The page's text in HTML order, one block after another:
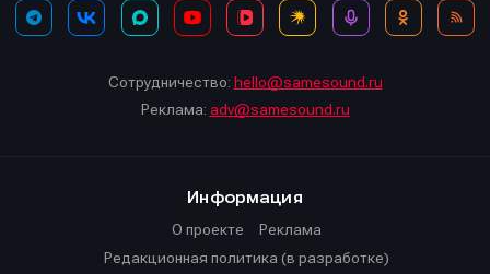
Сотрудничество: hello@samesound.ru
Реклама: adv@samesound.ru
Информация
О проекте
Реклама
Редакционная политика (в разработке)